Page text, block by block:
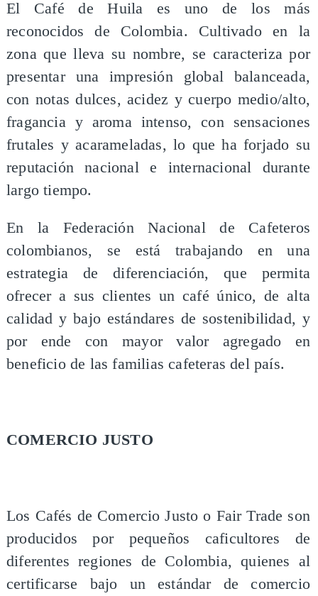
El Café de Huila es uno de los más
reconocidos de Colombia. Cultivado en la
zona que lleva su nombre, se caracteriza por
presentar una impresión global balanceada,
con notas dulces, acidez y cuerpo medio/alto,
fragancia y aroma intenso, con sensaciones
frutales y acarameladas, lo que ha forjado su
reputación nacional e internacional durante
largo tiempo.
En la Federación Nacional de Cafeteros
colombianos, se está trabajando en una
estrategia de diferenciación, que permita
ofrecer a sus clientes un café único, de alta
calidad y bajo estándares de sostenibilidad, y
por ende con mayor valor agregado en
beneficio de las familias cafeteras del país.
COMERCIO JUSTO
Los Cafés de Comercio Justo o Fair Trade son
producidos por pequeños caficultores de
diferentes regiones de Colombia, quienes al
certificarse bajo un estándar de comercio